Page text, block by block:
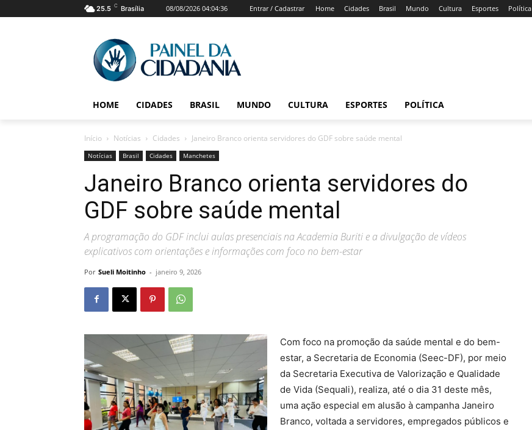
25.5 C Brasília 08/08/2026 04:04:36 Entrar / Cadastrar Home Cidades Brasil Mundo Cultura Esportes Política
HOME CIDADES BRASIL MUNDO CULTURA ESPORTES POLÍTICA
Início Notícias Cidades Janeiro Branco orienta servidores do GDF sobre saúde mental
Notícias Brasil Cidades Manchetes
Janeiro Branco orienta servidores do
GDF sobre saúde mental
A programação do GDF inclui aulas presenciais na Academia Buriti e a divulgação de vídeos
explicativos com orientações e informações com foco no bem-estar
Por Sueli Moitinho - janeiro 9, 2026
Com foco na promoção da saúde mental e do bem-
estar, a Secretaria de Economia (Seec-DF), por meio
da Secretaria Executiva de Valorização e Qualidade
de Vida (Sequali), realiza, até o dia 31 deste mês,
uma ação especial em alusão à campanha Janeiro
Branco, voltada a servidores, empregados públicos e